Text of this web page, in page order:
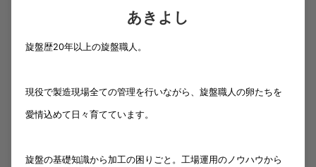
あきよし
旋盤歴20年以上の旋盤職人。
現役で製造現場全ての管理を行いながら、旋盤職人の卵たちを
愛情込めて日々育てています。
旋盤の基礎知識から加工の困りごと。工場運用のノウハウから